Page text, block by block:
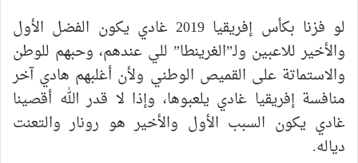
لو فزنا بكأس إفريقيا 2019 غادي يكون الفضل الأول
والأخير للاعبين ولـ”الغرينطا” للي عندهم، وحبهم للوطن
والاستماتة على القميص الوطني ولأن أغلبهم هادي آخر
منافسة إفريقيا غادي يلعبوها، وإذا لا قدر الله أقصينا
غادي يكون السبب الأول والأخير هو رونار والتعنت
دياله.